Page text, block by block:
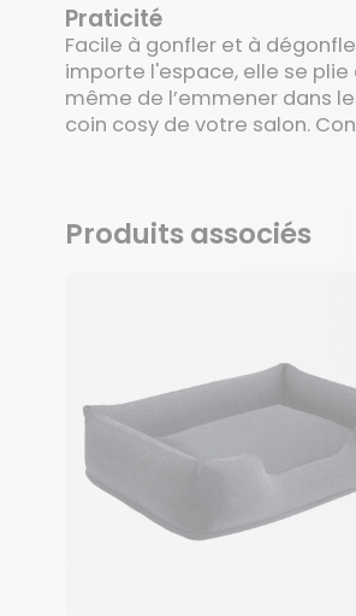
Praticité
Facile à gonfler et à
importe l'espace, elle se
même de l’emmener dans
coin cosy de votre salon.
Produits associés